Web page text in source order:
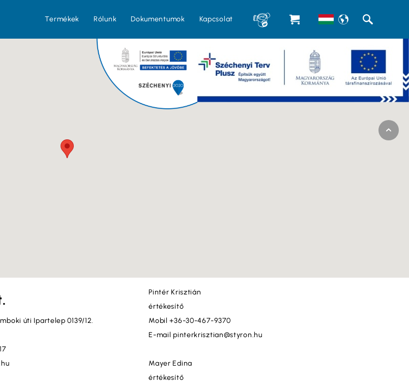
Termékek Rólunk Dokumentumok Kapcsolat
úti Ipartelep 0139/12.
Pintér Krisztián
értékesítő
Mobil +36-30-467-9370
E-mail pinterkrisztian@styron.hu
Mayer Edina
értékesítő